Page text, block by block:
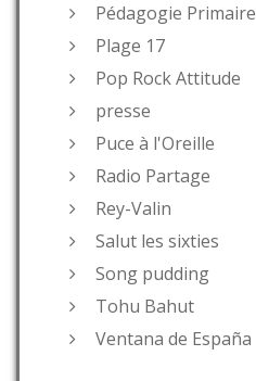
Pédagogie Primaire
Plage 17
Pop Rock Attitude
presse
Puce à l'Oreille
Radio Partage
Rey-Valin
Salut les sixties
Song pudding
Tohu Bahut
Ventana de España